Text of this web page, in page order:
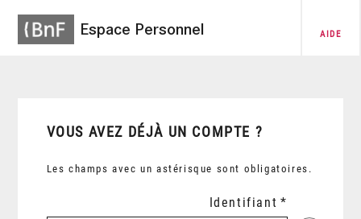
Espace Personnel AIDE
VOUS AVEZ DÉJÀ UN COMPTE ?
Les champs avec un astérisque sont obligatoires.
Identifiant